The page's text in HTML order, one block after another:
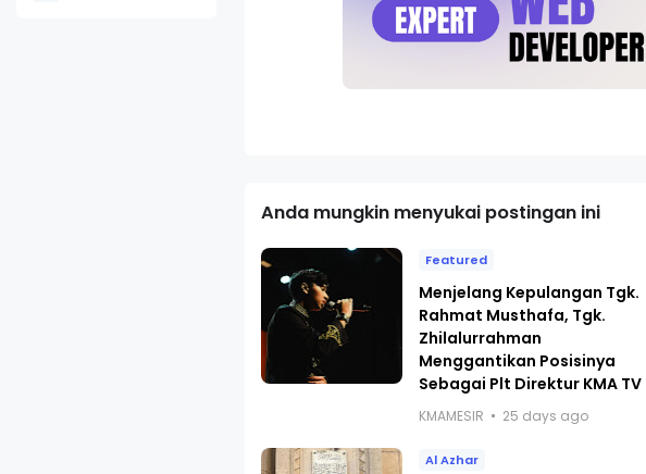
Anda mungkin menyukai postingan ini
Featured
Menjelang Kepulangan Tgk.
Rahmat Musthafa, Tgk.
Zhilalurrahman
Menggantikan Posisinya
Sebagai Plt Direktur KMA TV
KMAMESIR 25 days ago
Al Azhar